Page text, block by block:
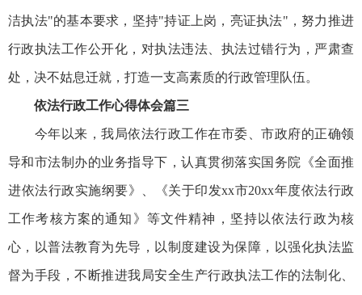
洁执法"的基本要求，坚持"持证上岗，亮证执法"，努力推进
行政执法工作公开化，对执法违法、执法过错行为，严肃查
处，决不姑息迁就，打造一支高素质的行政管理队伍。
依法行政工作心得体会篇三
今年以来，我局依法行政工作在市委、市政府的正确领
导和市法制办的业务指导下，认真贯彻落实国务院《全面推
进依法行政实施纲要》、《关于印发xx市20xx年度依法行政
工作考核方案的通知》等文件精神，坚持以依法行政为核
心，以普法教育为先导，以制度建设为保障，以强化执法监
督为手段，不断推进我局安全生产行政执法工作的法制化、